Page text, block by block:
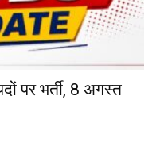
पर भर्ती, 8 अगस्त